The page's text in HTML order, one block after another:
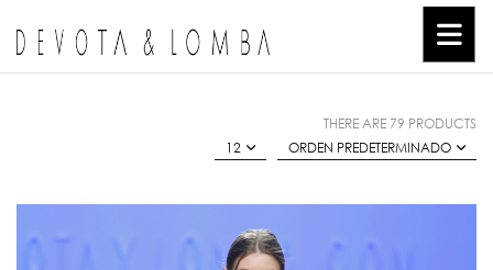
THERE ARE 79 PRODUCTS
ORDEN PREDETERMINADO
12